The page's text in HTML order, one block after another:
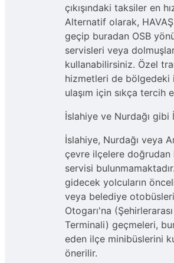
çıkışındaki taksiler en
Alternatif olarak,
geçip buradan OSB
servisleri veya
kullanabilirsiniz. Özel
hizmetleri de bölgedeki
ulaşım için sıkça tercih
İslahiye ve Nurdağı gibi
İslahiye, Nurdağı veya
çevre ilçelere doğrudan
servisi
gidecek yolcuların
veya belediye
Otogarı'na
Terminali) geçmeleri,
eden ilçe minibüslerini
önerilir.